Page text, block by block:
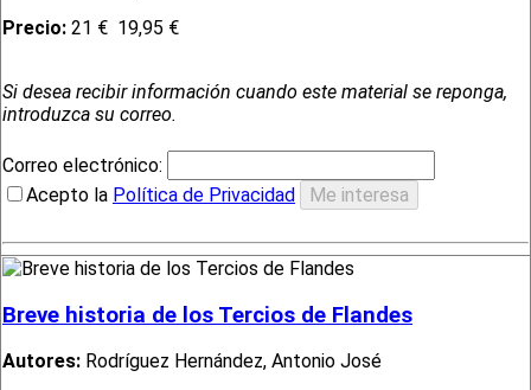
Precio: 21 € 19,95 €
Si desea recibir información cuando este material se reponga,
introduzca su correo.
Correo electrónico:
Acepto la Política de Privacidad
Breve historia de los Tercios de Flandes
Autores: Rodríguez Hernández, Antonio José